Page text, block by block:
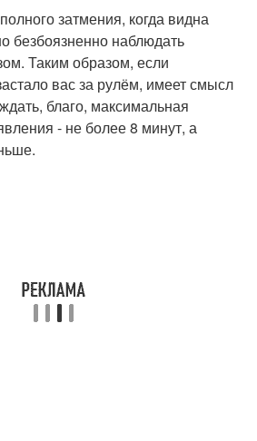
затмения, когда видна
безбоязненно наблюдать
Таким образом, если
вас за рулём, имеет смысл
благо, максимальная
- не более 8 минут, а